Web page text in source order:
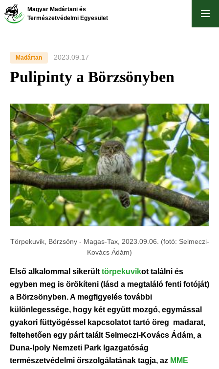
Skip
to
Magyar Madártani és
Természetvédelmi Egyesület
Madártan 2023.09.17
Pulipinty a Börzsönyben
Törpekuvik, Börzsöny - Magas-Tax, 2023.09.06. (fotó: Selmeczi-
Kovács Ádám)
Első alkalommal sikerült törpekuvikot találni és
egyben meg is örökíteni (lásd a megtaláló fenti fotóját)
a Börzsönyben. A megfigyelés további
különlegessége, hogy két együtt mozgó, egymással
gyakori füttyögéssel kapcsolatot tartó öreg madarat,
feltehetően egy párt talált Selmeczi-Kovács Ádám, a
Duna-Ipoly Nemzeti Park Igazgatóság
természetvédelmi őrszolgálatának tagja, az MME